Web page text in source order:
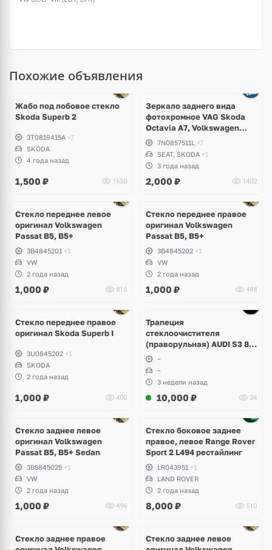
Похожие объявления
Жабо под лобовое стекло
Skoda Superb 2
3T0819415A +7
SKODA
4 года назад
1,500 ₽ 1650
Зеркало заднего вида
фотохромное VAG Skoda
Octavia A7, Volkswagen
Passat CC, Golf 7, e-Golf,
Sharan, Seat Leon,
Alhambra
7N0857511L
+7
SEAT, SKODA +1
3 года назад
2,000 ₽ 1402
Стекло переднее левое
оригинал Volkswagen
Passat B5, B5+
3B4845201 +1
VW
2 года назад
1,000 ₽ 815
Стекло переднее правое
оригинал Volkswagen
Passat B5, B5+
3B4845202 +1
VW
2 года назад
1,000 ₽ 488
Стекло переднее правое
оригинал Skoda Superb I
3U0845202 +1
SKODA
2 года назад
1,000 ₽ 400
Трапеция
стеклоочистителя
(праворульная) AUDI S3 8Y
8Y2955023B
~
~
3 недели назад
10,000 ₽ 34
Стекло заднее левое
оригинал Volkswagen
Passat B5, B5+ Sedan
3B5845025 +1
VW
2 года назад
1,000 ₽ 496
Стекло боковое заднее
правое, левое Range Rover
Sport 2 L494 рестайлинг
LR043951 +1
LAND ROVER
2 года назад
8,000 ₽ 510
Стекло заднее правое
Стекло заднее левое